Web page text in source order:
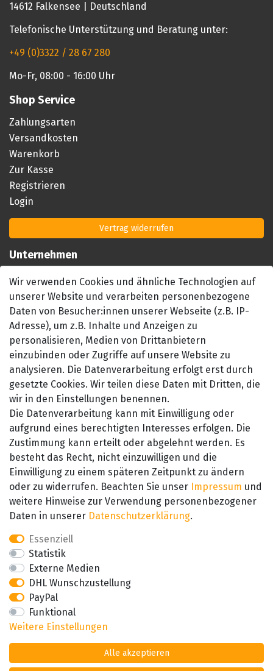
14612 Falkensee | Deutschland
Telefonische Unterstützung und Beratung unter:
+49 (0)3322 / 28 67 280
Mo-Fr, 08:00 - 16:00 Uhr
Shop Service
Zahlungsarten
Versandkosten
Warenkorb
Zur Kasse
Registrieren
Login
Vertrag widerrufen
Unternehmen
Impressum
AGB
Datenschutzerklärung
Barrierefreiheitserklärung
Widerrufsrecht
Kontakt
SEHR GUT
4.89 / 5
aus 657 Bewertungen
bei: amazon.de,
amazon.fr, amazon.it
Wir verwenden Cookies und ähnliche Technologien auf
unserer Website und verarbeiten personenbezogene
Daten von Besucher:innen unserer Webseite (z.B. IP-
Adresse), um z.B. Inhalte und Anzeigen zu
personalisieren, Medien von Drittanbietern
einzubinden oder Zugriffe auf unsere Website zu
analysieren. Die Datenverarbeitung erfolgt erst durch
gesetzte Cookies. Wir teilen diese Daten mit Dritten, die
wir in den Einstellungen benennen.
Die Datenverarbeitung kann mit Einwilligung oder
aufgrund eines berechtigten Interesses erfolgen. Die
Zustimmung kann erteilt oder abgelehnt werden. Es
besteht das Recht, nicht einzuwilligen und die
Einwilligung zu einem späteren Zeitpunkt zu ändern
oder zu widerrufen. Beachten Sie unser Impressum und
weitere Hinweise zur Verwendung personenbezogener
Daten in unserer Daten­schutz­erklärung.
Essenziell
Statistik
Externe Medien
DHL Wunschzustellung
PayPal
Funktional
Weitere Einstellungen
Alle akzeptieren